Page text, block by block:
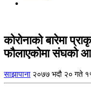
कोरोनाको बारेमा
फौलाएकोमा संघको
साझापाना २०७७ भदौ २० गते